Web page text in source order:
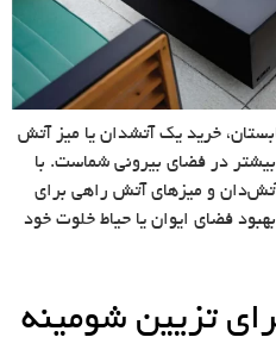
خرید یک آتشدان یا میز آتش
در فضای بیرونی شماست. با
و میزهای آتش راهی برای
فضای ایوان یا حیاط خلوت خود
تزیین شومینه